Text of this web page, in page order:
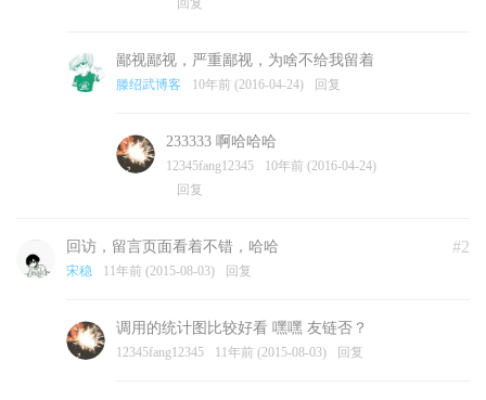
回复
鄙视鄙视，严重鄙视，为啥不给我留着
滕绍武博客 10年前 (2016-04-24) 回复
233333 啊哈哈哈
12345fang12345
10年前 (2016-04-24)
回复
#2
回访，留言页面看着不错，哈哈
宋稳 11年前 (2015-08-03) 回复
调用的统计图比较好看 嘿嘿 友链否？
12345fang12345 11年前 (2015-08-03) 回复